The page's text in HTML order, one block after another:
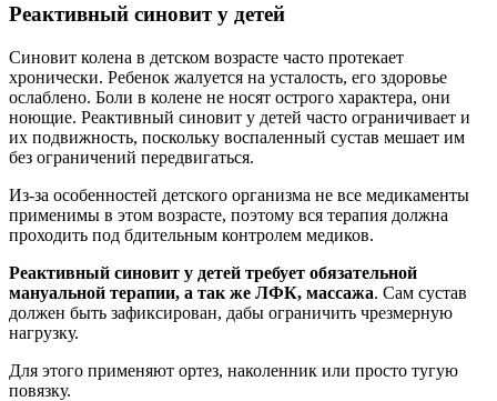
Реактивный синовит у детей
Синовит колена в детском возрасте часто протекает
хронически. Ребенок жалуется на усталость, его здоровье
ослаблено. Боли в колене не носят острого характера, они
ноющие. Реактивный синовит у детей часто ограничивает и
их подвижность, поскольку воспаленный сустав мешает им
без ограничений передвигаться.
Из-за особенностей детского организма не все медикаменты
применимы в этом возрасте, поэтому вся терапия должна
проходить под бдительным контролем медиков.
Реактивный синовит у детей требует обязательной
мануальной терапии, а так же ЛФК, массажа. Сам сустав
должен быть зафиксирован, дабы ограничить чрезмерную
нагрузку.
Для этого применяют ортез, наколенник или просто тугую
повязку.